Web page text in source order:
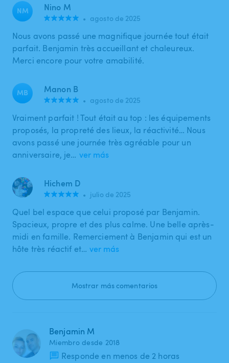
NM Nino M
• agosto de 2025
Nous avons passé une magnifique journée tout était
parfait. Benjamin très accueillant et chaleureux.
Merci encore pour votre amabilité.
MB Manon B
• agosto de 2025
Vraiment parfait ! Tout était au top : les équipements
proposés, la propreté des lieux, la réactivité… Nous
avons passé une journée très agréable pour un
anniversaire, je… ver más
Hichem D
• julio de 2025
Quel bel espace que celui proposé par Benjamin.
Spacieux, propre et des plus calme. Une belle après-
midi en famille. Remerciement à Benjamin qui est un
hôte très réactif et… ver más
Mostrar más comentarios
Benjamin M
Miembro desde 2018
Responde en menos de 2 horas